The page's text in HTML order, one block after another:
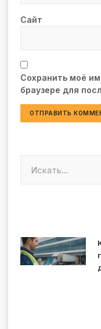
Сайт
Сохранить моё
браузере для